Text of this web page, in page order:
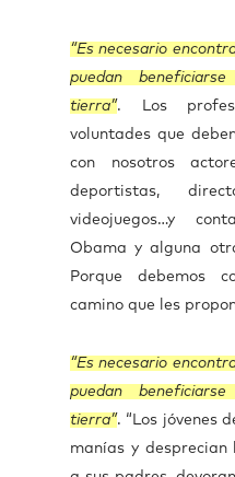
“Es necesario
puedan
tierra”. Los
voluntades que
con nosotros
deportistas,
videojuegos…y
Obama y alguna
Porque debemos
camino que les
“Es necesario
puedan
tierra”. “Los jóvenes
manías y desprecian